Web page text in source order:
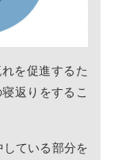
を促進するた
返りをするこ
ている部分を